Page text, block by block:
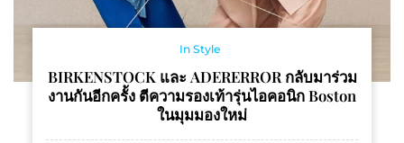
In Style
BIRKENSTOCK และ ADERERROR กลับมาร่วม
งานกันอีกครั้ง ตีความรองเท้ารุ่นไอคอนิก Boston
ในมุมมองใหม่